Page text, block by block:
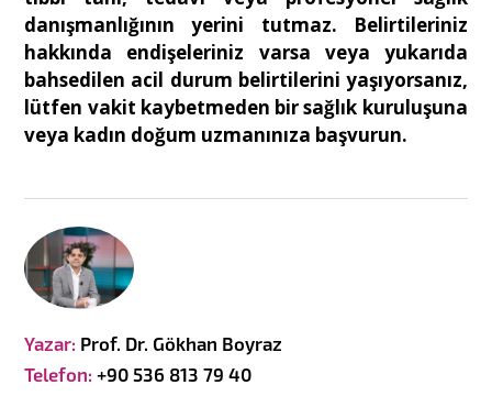
danışmanlığının yerini tutmaz. Belirtileriniz
hakkında endişeleriniz varsa veya yukarıda
bahsedilen acil durum belirtilerini yaşıyorsanız,
lütfen vakit kaybetmeden bir sağlık kuruluşuna
veya kadın doğum uzmanınıza başvurun.
Yazar: Prof. Dr. Gökhan Boyraz
Telefon:+90 536 813 79 40